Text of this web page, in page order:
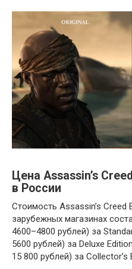
Цена Assassin’s
в России
Стоимость Assassin’s Creed
зарубежных магазинах
4600–4800 рублей) за
5600 рублей) за Deluxe
15 800 рублей) за Collector’s